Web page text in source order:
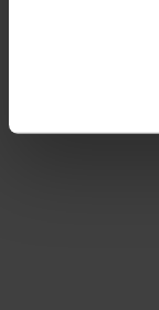
Lees hier meer
Via "Cookie